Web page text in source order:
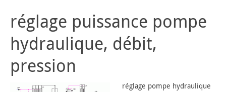
réglage puissance pompe
hydraulique, débit,
pression
réglage pompe hydraulique